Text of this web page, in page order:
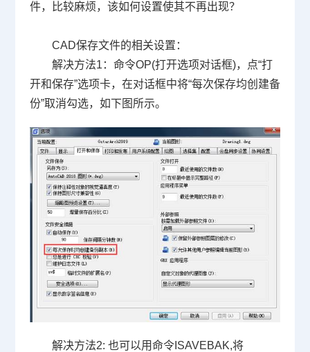
件，比较麻烦，该如何设置使其不再出现？
CAD保存文件的相关设置：
解决方法1：命令OP(打开选项对话框)，点“打
开和保存”选项卡，在对话框中将“每次保存均创建备
份”取消勾选，如下图所示。
解决方法2: 也可以用命令ISAVEBAK,将